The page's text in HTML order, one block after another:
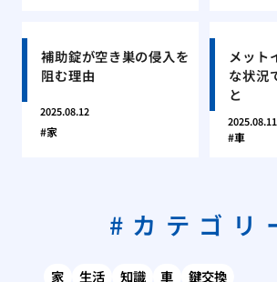
補助錠が空き巣の侵入を
阻む理由
2025.08.12
家
メット
な状況
と
2025.08.11
車
カテゴリ
家 生活 知識 車 鍵交換